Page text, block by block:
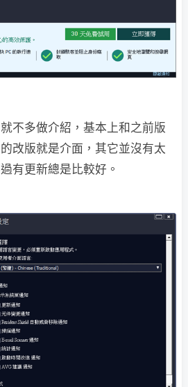
不多做介紹，基本上和之前版
改版就是介面，其它並沒有太
有更新總是比較好。